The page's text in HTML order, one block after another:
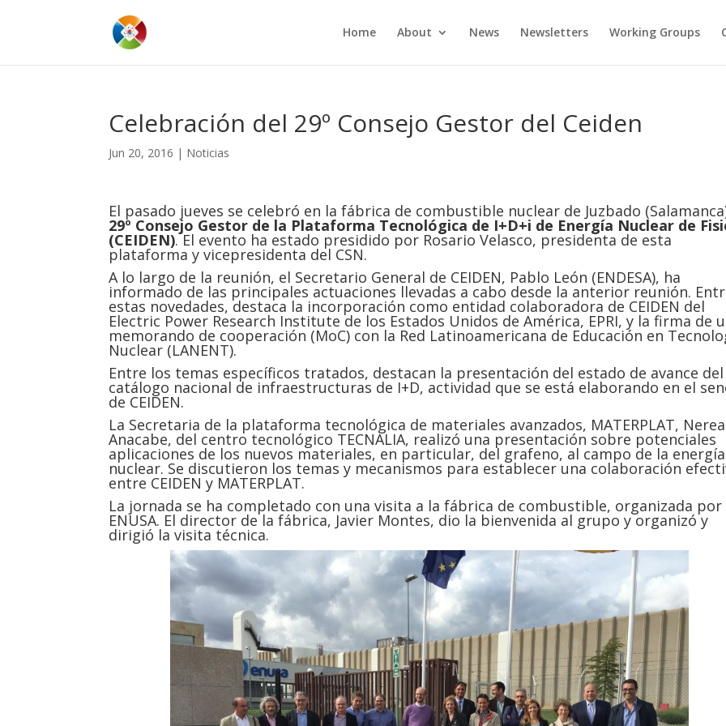
Home About News Newsletters Working Groups
Celebración del 29º Consejo Gestor del Ceiden
Jun 20, 2016 | Noticias
El pasado jueves se celebró en la fábrica de combustible nuclear de Juzbado
29º Consejo Gestor de la Plataforma Tecnológica de I+D+i de Energía Nuclear de
(CEIDEN). El evento ha estado presidido por Rosario Velasco, presidenta de esta
plataforma y vicepresidenta del CSN.
A lo largo de la reunión, el Secretario General de CEIDEN, Pablo León (ENDESA), ha
informado de las principales actuaciones llevadas a cabo desde la anterior reunión.
estas novedades, destaca la incorporación como entidad colaboradora de CEIDEN del
Electric Power Research Institute de los Estados Unidos de América, EPRI, y la firma de
memorando de cooperación (MoC) con la Red Latinoamericana de Educación en
Nuclear (LANENT).
Entre los temas específicos tratados, destacan la presentación del estado de avance del
catálogo nacional de infraestructuras de I+D, actividad que se está elaborando en el
de CEIDEN.
La Secretaria de la plataforma tecnológica de materiales avanzados, MATERPLAT, Nerea
Anacabe, del centro tecnológico TECNALIA, realizó una presentación sobre potenciales
aplicaciones de los nuevos materiales, en particular, del grafeno, al campo de la energía
nuclear. Se discutieron los temas y mecanismos para establecer una colaboración
entre CEIDEN y MATERPLAT.
La jornada se ha completado con una visita a la fábrica de combustible, organizada por
ENUSA. El director de la fábrica, Javier Montes, dio la bienvenida al grupo y organizó y
dirigió la visita técnica.